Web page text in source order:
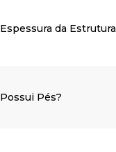
Espessura da Estrutura
Possui Pés?